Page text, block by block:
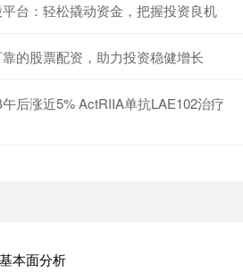
台：轻松撬动资金，把握投资良机
的股票配资，助力投资稳健增长
后涨近5% ActRIIA单抗LAE102治疗
本面分析